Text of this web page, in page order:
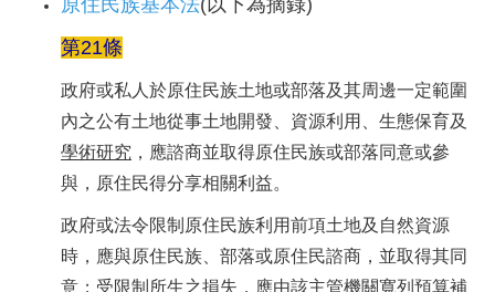
原住民族基本法(以下為摘錄)
第21條
政府或私人於原住民族土地或部落及其周邊一定範圍
內之公有土地從事土地開發、資源利用、生態保育及
學術研究 ，應諮商並取得原住民族或部落同意或參
與，原住民得分享相關利益。
政府或法令限制原住民族利用前項土地及自然資源
時，應與原住民族、部落或原住民諮商，並取得其同
意；受限制所生之損失，應由該主管機關寬列預算補